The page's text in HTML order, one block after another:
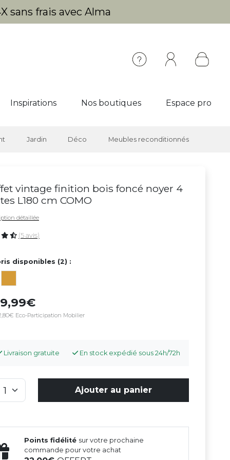
sans frais avec Alma
Inspirations Nos boutiques Espace pro
Jardin Déco Meubles reconditionnés
vintage finition bois foncé noyer 4
L180 cm COMO
détaillée
(5 avis)
disponibles (2) :
Eco-Participation Mobilier
Livraison gratuite En stock expédié sous 24h/72h
Ajouter au panier
Points fidélité sur votre prochaine
commande pour votre achat